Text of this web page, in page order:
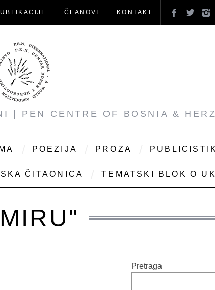
ČLANOVI KONTAKT
| PEN CENTRE OF BOSNIA &
POEZIJA PROZA
ČITAONICA TEMATSKI BLOK O
Pretraga